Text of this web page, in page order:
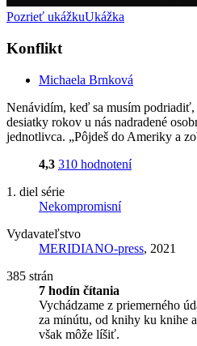
Pozrieť ukážkuUkážka
Konflikt
Michaela Brnková
Nenávidím, keď sa musím podriadiť,
desiatky rokov u nás nadradené
jednotlivca. „Pôjdeš do Ameriky a
4,3 310 hodnotení
1. diel série
Nekompromisní
Vydavateľstvo
MERIDIANO-press, 2021
385 strán
7 hodín čítania
Vychádzame z priemerného
za minútu, od knihy ku knihe
však môže líšiť.